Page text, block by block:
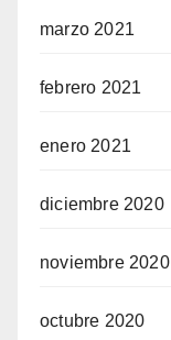
marzo 2021
febrero 2021
enero 2021
diciembre 2020
noviembre 2020
octubre 2020